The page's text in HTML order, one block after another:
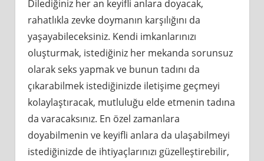
Dilediğiniz her an keyifli anlara doyacak,
rahatlıkla zevke doymanın karşılığını da
yaşayabileceksiniz. Kendi imkanlarınızı
oluşturmak, istediğiniz her mekanda sorunsuz
olarak seks yapmak ve bunun tadını da
çıkarabilmek istediğinizde iletişime geçmeyi
kolaylaştıracak, mutluluğu elde etmenin tadına
da varacaksınız. En özel zamanlara
doyabilmenin ve keyifli anlara da ulaşabilmeyi
istediğinizde de ihtiyaçlarınızı güzelleştirebilir,